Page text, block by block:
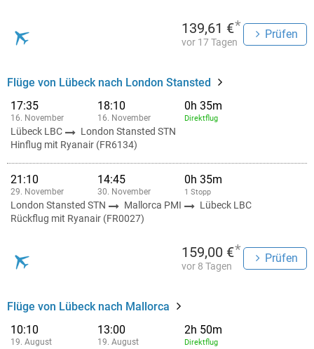
139,61 €*
vor 17 Tagen
Prüfen
Flüge von Lübeck nach London Stansted
17:35
16. November
18:10
16. November
0h 35m
Direktflug
Lübeck LBC
London Stansted STN
Hinflug mit Ryanair (FR6134)
21:10
29. November
14:45
30. November
0h 35m
1 Stopp
London Stansted STN Mallorca PMI
Lübeck LBC
Rückflug mit Ryanair (FR0027)
159,00 €*
vor 8 Tagen
Prüfen
Flüge von Lübeck nach Mallorca
10:10
19. August
13:00
19. August
2h 50m
Direktflug